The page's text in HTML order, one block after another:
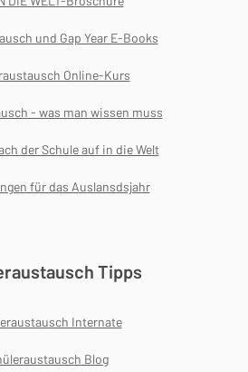
und Gap Year E-Books
Online-Kurs
- was man wissen muss
der Schule auf in die Welt
für das Auslansdsjahr
Tipps
Internate
Blog